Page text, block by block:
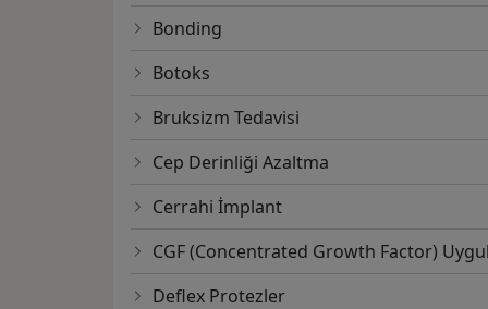
Bonding
Botoks
Bruksizm Tedavisi
Cep Derinliği Azaltma
Cerrahi İmplant
CGF (Concentrated Growth Factor)
Deflex Protezler